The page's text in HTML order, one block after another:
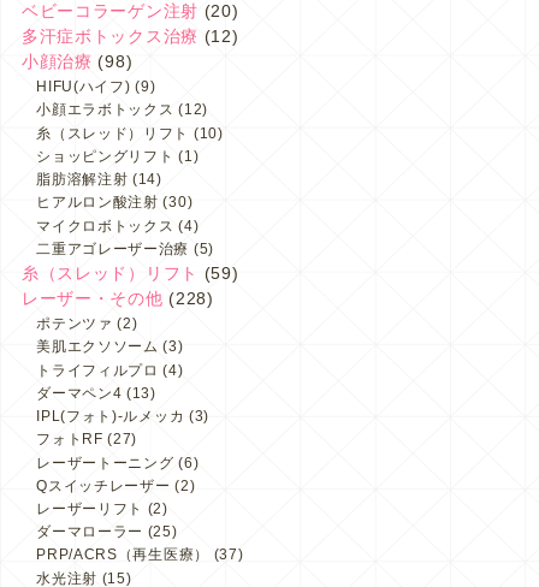
ベビーコラーゲン注射 (20)
多汗症ボトックス治療 (12)
小顔治療 (98)
HIFU(ハイフ) (9)
小顔エラボトックス (12)
糸（スレッド）リフト (10)
ショッピングリフト (1)
脂肪溶解注射 (14)
ヒアルロン酸注射 (30)
マイクロボトックス (4)
二重アゴレーザー治療 (5)
糸（スレッド）リフト
(59)
レーザー・その他 (228)
ポテンツァ (2)
美肌エクソソーム (3)
トライフィルプロ (4)
ダーマペン4 (13)
IPL(フォト)-ルメッカ (3)
フォトRF (27)
レーザートーニング (6)
Qスイッチレーザー (2)
レーザーリフト (2)
ダーマローラー (25)
PRP/ACRS（再生医療）
(37)
水光注射 (15)